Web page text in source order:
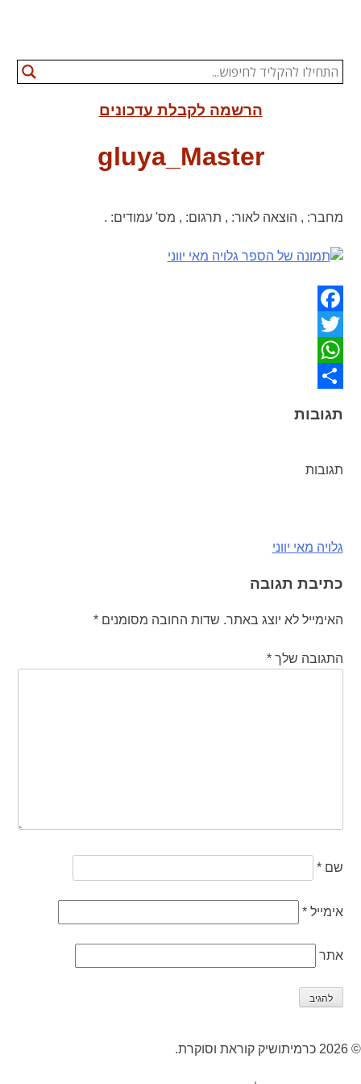
הרשמה לקבלת עדכונים
gluya_Master
מחבר: , הוצאה לאור: , תרגום: , מס' עמודים: .
Facebook
Twitter
WhatsApp
תגובות
תגובות
ניווט
גלויה מאי יווני
כתיבת תגובה
האימייל לא יוצג באתר. שדות החובה מסומנים*
התגובה שלך*
שם*
אימייל*
אתר
© 2026 כרמיתושיק קוראת וסוקרת.